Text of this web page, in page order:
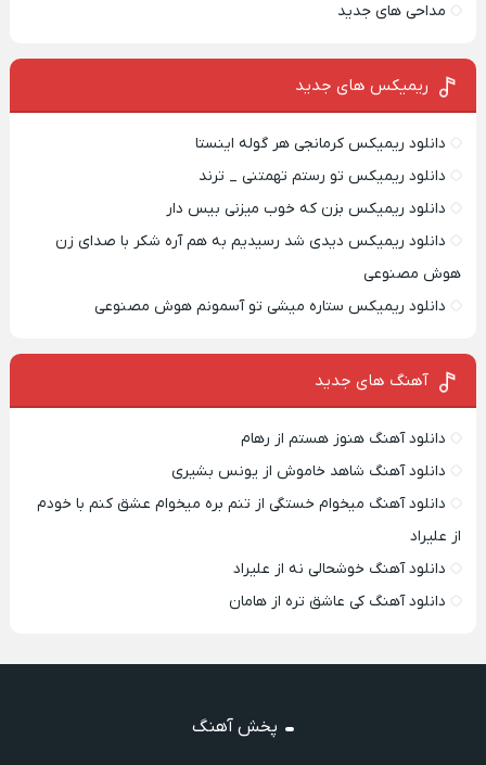
مداحی های جدید
ریمیکس‌ های جدید
دانلود ریمیکس کرمانجی هر گوله اینستا
دانلود ریمیکس تو رستم تهمتنی _ ترند
دانلود ریمیکس بزن که خوب میزنی بیس دار
دانلود ریمیکس دیدی شد رسیدیم به هم آره شکر با صدای زن
هوش مصنوعی
دانلود ریمیکس ستاره میشی تو آسمونم هوش مصنوعی
آهنگ های جدید
دانلود آهنگ هنوز هستم از رهام
دانلود آهنگ شاهد خاموش از یونس بشیری
دانلود آهنگ میخوام خستگی از تنم بره میخوام عشق کنم با خودم
از علیراد
دانلود آهنگ خوشحالی نه از علیراد
دانلود آهنگ کی عاشق تره از هامان
پخش آهنگ